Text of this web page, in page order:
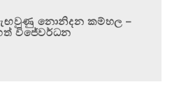
නොනිදන කම්හල –
විජේවර්ධන